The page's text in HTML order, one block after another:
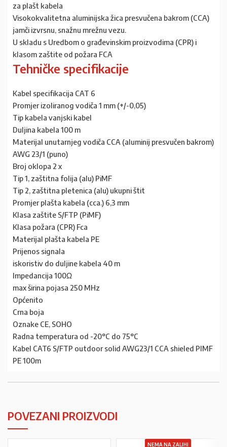
za plašt kabela
Visokokvalitetna aluminijska žica presvučena bakrom (CCA)
jamči izvrsnu, snažnu mrežnu vezu.
U skladu s Uredbom o građevinskim proizvodima (CPR) i
klasom zaštite od požara FCA
Tehničke specifikacije
Kabel specifikacija CAT 6
Promjer izoliranog vodiča 1 mm (+/-0,05)
Tip kabela vanjski kabel
Duljina kabela 100 m
Materijal unutarnjeg vodiča CCA (aluminij presvučen bakrom)
AWG 23/1 (puno)
Broj oklopa 2 x
Tip 1, zaštitna folija (alu) PiMF
Tip 2, zaštitna pletenica (alu) ukupni štit
Promjer plašta kabela (cca.) 6,3 mm
Klasa zaštite S/FTP (PiMF)
Klasa požara (CPR) Fca
Materijal plašta kabela PE
Prijenos signala
iskoristiv do duljine kabela 40 m
Impedancija 100Ω
max širina pojasa 250 MHz
Općenito
Crna boja
Oznake CE, SOHO
Radna temperatura od -20°C do 75°C
Kabel CAT6 S/FTP outdoor solid AWG23/1 CCA shieled PIMF
PE 100m
POVEZANI PROIZVODI
NEMA NA ZALIHI